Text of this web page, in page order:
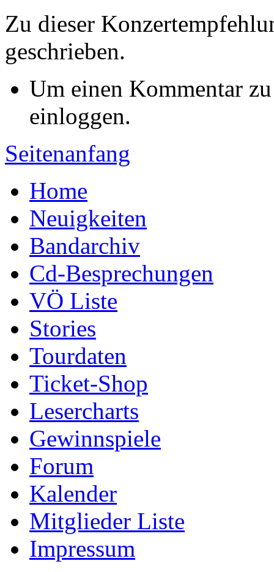
Zu dieser
geschrieben.
Um einen Kommentar
einloggen.
Seitenanfang
Home
Neuigkeiten
Bandarchiv
Cd-Besprechungen
VÖ Liste
Stories
Tourdaten
Ticket-Shop
Lesercharts
Gewinnspiele
Forum
Kalender
Mitglieder Liste
Impressum